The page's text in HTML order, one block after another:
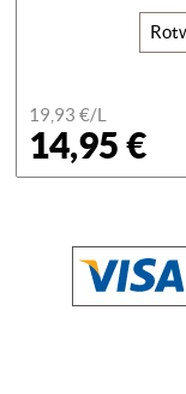
19,93 €/L
14,95 €